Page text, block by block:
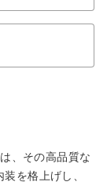
、その高品質な
を格上げし、